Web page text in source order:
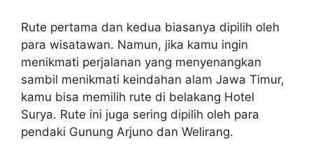
Rute pertama dan kedua biasanya dipilih oleh
para wisatawan. Namun, jika kamu ingin
menikmati perjalanan yang menyenangkan
sambil menikmati keindahan alam Jawa Timur,
kamu bisa memilih rute di belakang Hotel
Surya. Rute ini juga sering dipilih oleh para
pendaki Gunung Arjuno dan Welirang.